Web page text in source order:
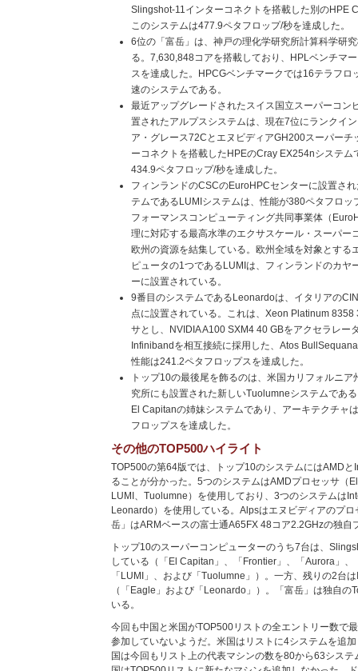
Slingshot-11インターコネクトを搭載した別のHPE
このシステムは477.9ペタフロップ/秒を達成した。
6位の「富岳」は、神戸の理化学研究所計算科学研
る。7,630,848コアを搭載しており、HPLベンチマ
スを達成した。HPCGベンチマークでは16テラフロ
速のシステムである。
最近アップグレードされたスイス国立スーパーコン
置されたアルプスシステムは、現在7位にランクイ
ア・グレース72CとエヌビディアGH200スーパー
ーコネクトを搭載したHPEのCray EX254nシステム
434.9ペタフロップ/秒を達成した。
フィンランドのCSCのEuroHPCセンターに設置さ
テムであるLUMIシステムは、性能が380ペタフロッ
フォーマンスコンピューティング共同事業体（
理に対応する最高水準のエクサスケール・スーパー
欧州の資源を結集している。欧州全域を対象とする
ピュータの1つであるLUMIは、フィンランドのカヤ
ーに設置されている。
9番目のシステムであるLeonardoは、イタリアの
点に設置されている。これは、Xeon Platinum
サとし、NVIDIA A100 SXM4 40 GBをアクセラレー
Infinibandを相互接続に採用した、Atos
性能は241.2ペタフロップスを達成した。
トップ10の最後尾を飾るのは、米国カリフォルニ
究所にも設置された新しいTuolumneシステムであ
El Capitanの姉妹システムであり、アーキテクチャ
フロップスを達成した。
その他のTOP500ハイライト
TOP500の第64版では、トップ10のシステムにはAMD
ることが分かった。5つのシステムはAMDプロセッサ（
LUMI、Tuolumne）を使用しており、3つのシステムは
Leonardo）を使用している。Alpsはエヌビディアのプ
岳」はARMベースの富士通A65FX 48コア2.2GHzの独自
トップ10のスーパーコンピューターのうち7台は、
している（「El Capitan」、「Frontier」、「Aurora」
「LUMI」、および「Tuolumne」）。一方、残りの2台
（「Eagle」および「Leonardo」）。「富岳」は独自の
いる。
今回も中国と米国がTOP500リストの全エントリー数で
参加していないようだ。米国はリストに4システムを追
国は今回もリスト上の代表マシンの数を80から63シス